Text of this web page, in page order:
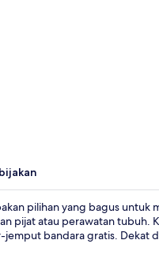
pilihan yang bagus untuk
pijat atau perawatan
bandara gratis. Dekat